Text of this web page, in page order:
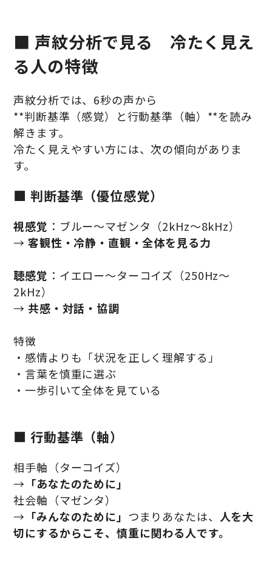
■ 声紋分析で見る 冷たく見え
る人の特徴
声紋分析では、6秒の声から
**判断基準（感覚）と行動基準（軸）**を読み
解きます。
冷たく見えやすい方には、次の傾向がありま
す。
■ 判断基準（優位感覚）
視感覚 ：ブルー〜マゼンタ（2kHz〜8kHz）
→客観性・冷静・直観・全体を見る力
聴感覚 ：イエロー〜ターコイズ（250Hz〜
2kHz）
→ 共感・対話・協調
特徴
・感情よりも「状況を正しく理解する」
・言葉を慎重に選ぶ
・一歩引いて全体を見ている
■ 行動基準（軸）
相手軸（ターコイズ）
→ 「あなたのために」
社会軸（マゼンタ）
→ 「みんなのために」 つまりあなたは、 人を大
切にするからこそ、慎重に関わる人です。